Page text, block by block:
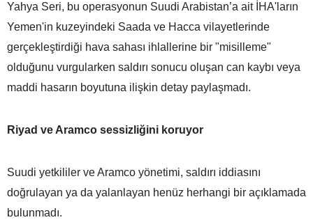
Yahya Seri, bu operasyonun Suudi Arabistan’a ait İHA'ların
Yemen'in kuzeyindeki Saada ve Hacca vilayetlerinde
gerçekleştirdiği hava sahası ihlallerine bir "misilleme"
olduğunu vurgularken saldırı sonucu oluşan can kaybı veya
maddi hasarın boyutuna ilişkin detay paylaşmadı.
Riyad ve Aramco sessizliğini koruyor
Suudi yetkililer ve Aramco yönetimi, saldırı iddiasını
doğrulayan ya da yalanlayan henüz herhangi bir açıklamada
bulunmadı.